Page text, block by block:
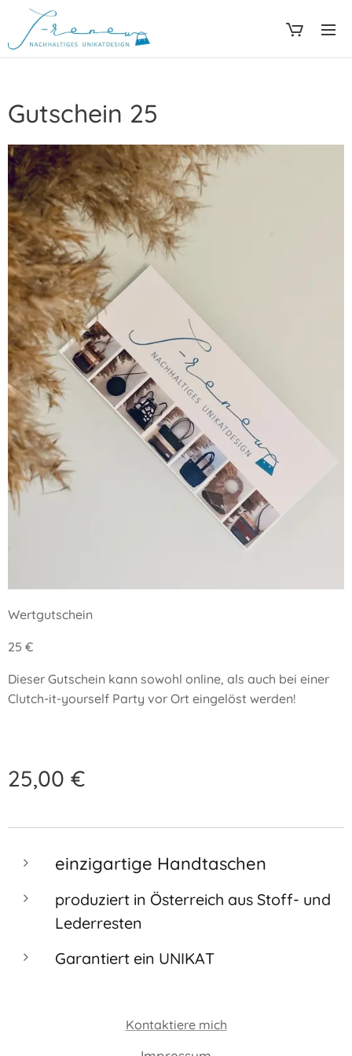
Gutschein 25
Wertgutschein
25 €
Dieser Gutschein kann sowohl online, als auch bei einer
Clutch-it-yourself Party vor Ort eingelöst werden!
25,00 €
einzigartige Handtaschen
produziert in Österreich aus Stoff- und
Lederresten
Garantiert ein UNIKAT
Kontaktiere mich